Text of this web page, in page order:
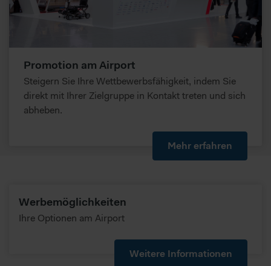
Promotion am Airport
Steigern Sie Ihre Wettbewerbsfähigkeit, indem Sie
direkt mit Ihrer Zielgruppe in Kontakt treten und sich
abheben.
Mehr erfahren
Werbemöglichkeiten
Ihre Optionen am Airport
Weitere Informationen